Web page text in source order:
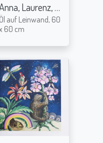
Anna, Laurenz, Lena
Öl auf Leinwand, 60
60 cm